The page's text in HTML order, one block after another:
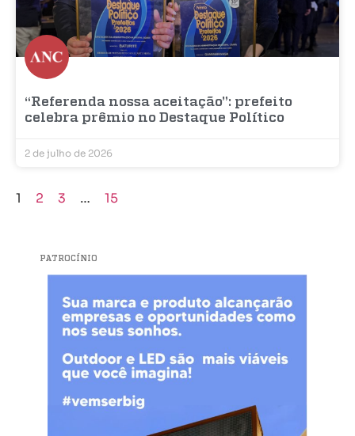
“Referenda nossa aceitação”: prefeito
celebra prêmio no Destaque Político
2 de julho de 2026
1 2 3 … 15
PATROCÍNIO